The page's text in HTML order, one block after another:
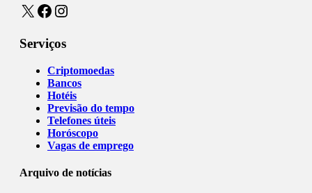
X Facebook
Instagram
Serviços
Criptomoedas
Bancos
Hotéis
Previsão do tempo
Telefones úteis
Horóscopo
Vagas de emprego
Arquivo de notícias